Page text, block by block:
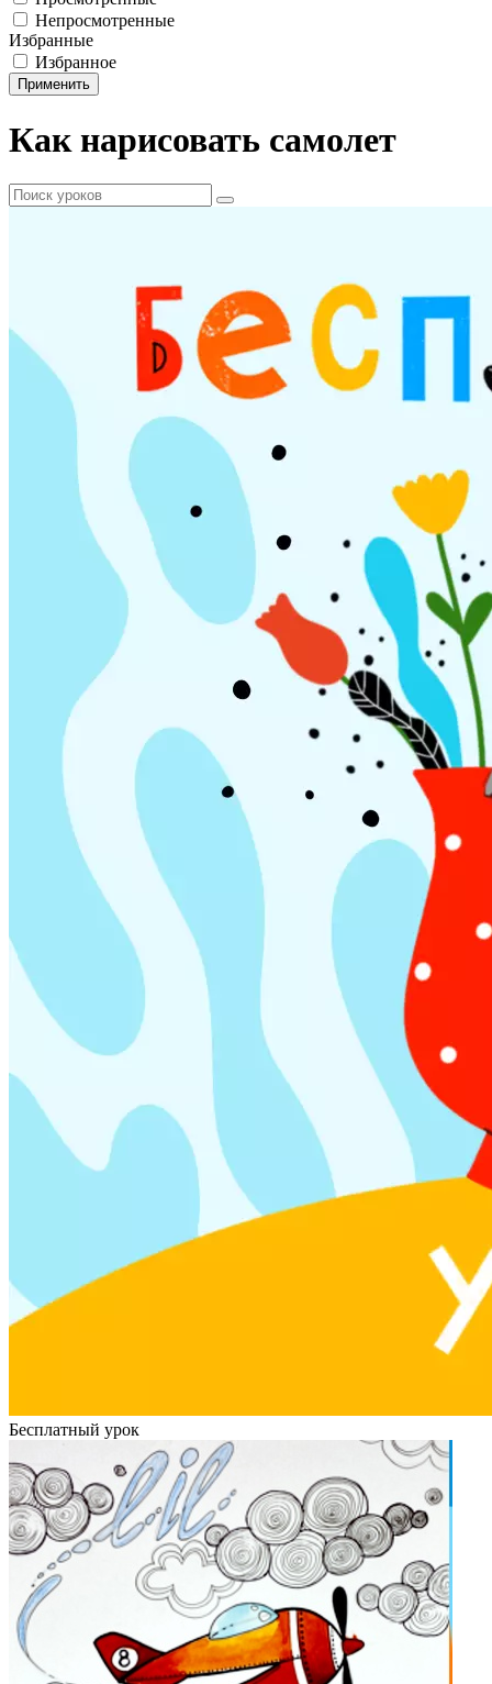
Непросмотренные
Избранные
Избранное
Применить
Как нарисовать самолет
Бесплатный урок